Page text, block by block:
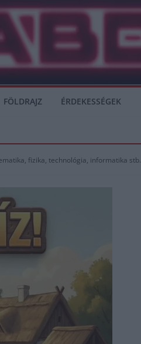
FÖLDRAJZ ÉRDEKESSÉGEK
fizika, technológia, informatika stb.